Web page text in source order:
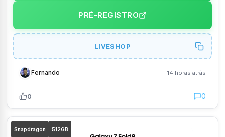
PRÉ-REGISTRO
LIVESHOP
Fernando 14 horas atrás
0 0
Snapdragon 512GB